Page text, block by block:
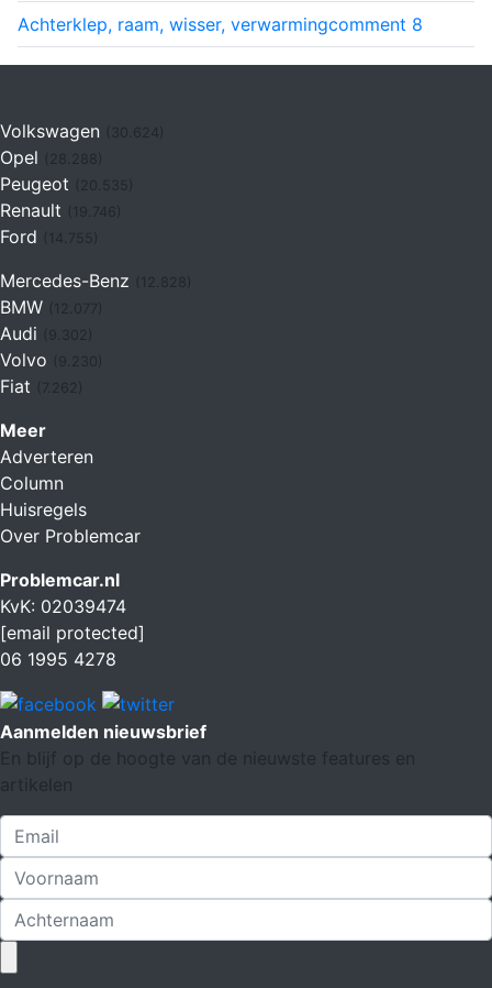
Achterklep, raam, wisser, verwarmingcomment 8
Volkswagen (30.624)
Opel
Peugeot
Renault (19.746)
Ford (14.755)
Mercedes-Benz
BMW
Audi
Volvo
Fiat (7.262)
Meer
Adverteren
Column
Huisregels
Over Problemcar
Problemcar.nl
KvK: 02039474
[email protected]
06 1995 4278
Aanmelden nieuwsbrief
En blijf op de hoogte van de nieuwste features en
artikelen